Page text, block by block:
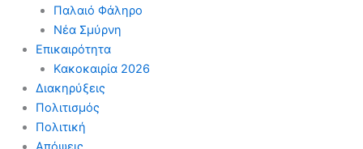
Παλαιό Φάληρο
Νέα Σμύρνη
Επικαιρότητα
Κακοκαιρία 2026
Διακηρύξεις
Πολιτισμός
Πολιτική